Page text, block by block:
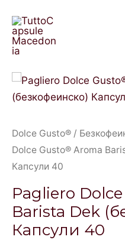
content
Dolce Gusto® /
Dolce Gusto® Aroma
Капсули 40
Pagliero
Barista Dek
Капсули 40
price
749
Pagliero
Dolce
Aroma
Barista
Dek
Капсули
40
quantity
Aroma
Barista
Dek
(безкофеинско)
Капсули
40